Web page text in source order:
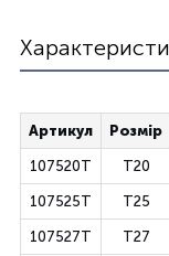
Артикул Розмір
107520T T20
107525T T25
107527T T27